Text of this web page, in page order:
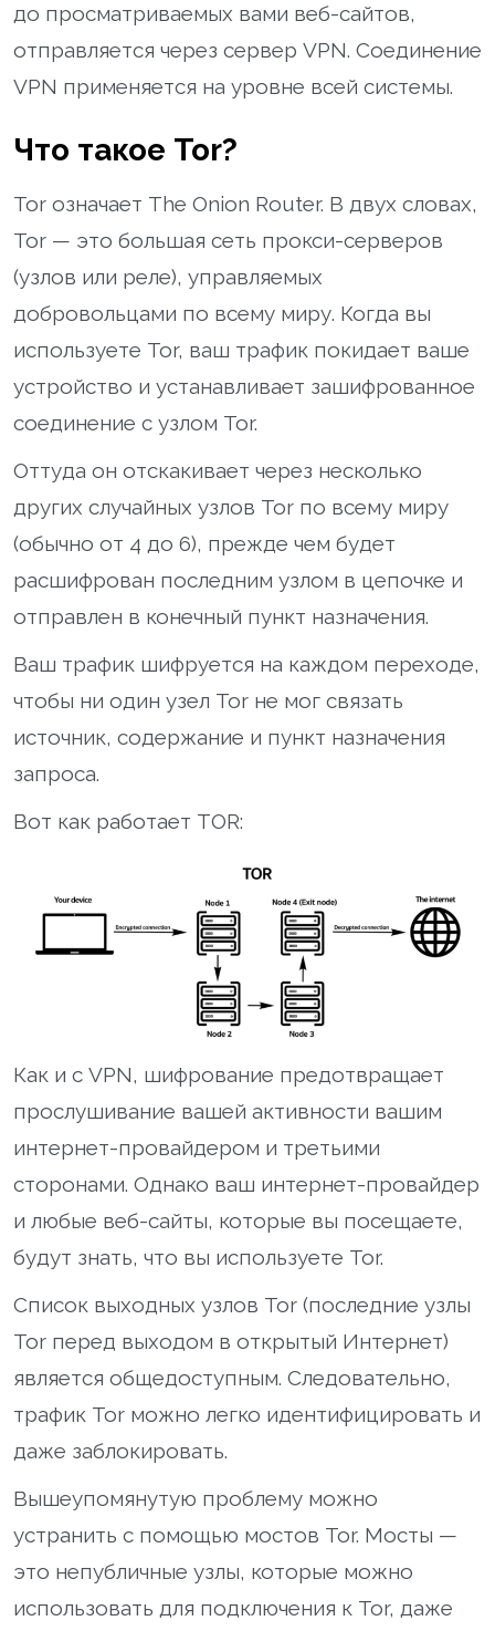
до просматриваемых вами веб-сайтов,
отправляется через сервер VPN. Соединение
VPN применяется на уровне всей системы.
Что такое Tor?
Tor означает The Onion Router. В двух словах,
Tor — это большая сеть прокси-серверов
(узлов или реле), управляемых
добровольцами по всему миру. Когда вы
используете Tor, ваш трафик покидает ваше
устройство и устанавливает зашифрованное
соединение с узлом Tor.
Оттуда он отскакивает через несколько
других случайных узлов Tor по всему миру
(обычно от 4 до 6), прежде чем будет
расшифрован последним узлом в цепочке и
отправлен в конечный пункт назначения.
Ваш трафик шифруется на каждом переходе,
чтобы ни один узел Tor не мог связать
источник, содержание и пункт назначения
запроса.
Вот как работает TOR:
Как и с VPN, шифрование предотвращает
прослушивание вашей активности вашим
интернет-провайдером и третьими
сторонами. Однако ваш интернет-провайдер
и любые веб-сайты, которые вы посещаете,
будут знать, что вы используете Tor.
Список выходных узлов Tor (последние узлы
Tor перед выходом в открытый Интернет)
является общедоступным. Следовательно,
трафик Tor можно легко идентифицировать и
даже заблокировать.
Вышеупомянутую проблему можно
устранить с помощью мостов Tor. Мосты —
это непубличные узлы, которые можно
использовать для подключения к Tor, даже